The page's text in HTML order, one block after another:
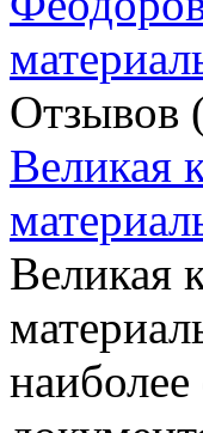
Отзывов
Великая
Великая